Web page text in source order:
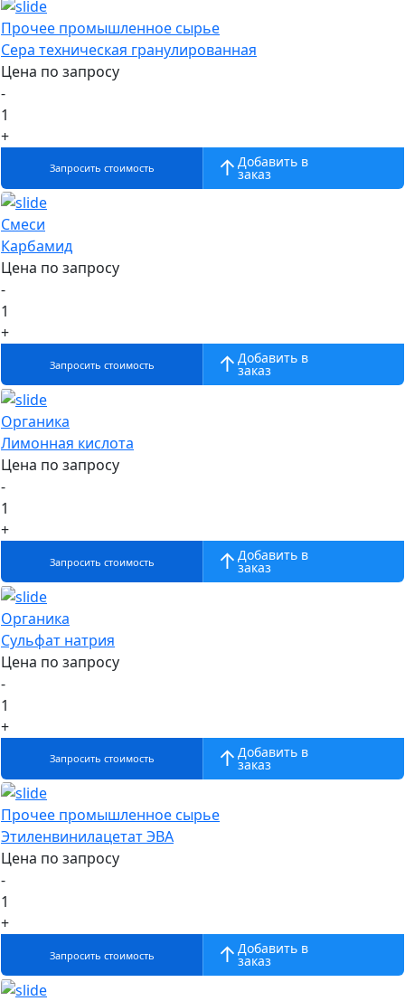
Прочее промышленное сырье
Сера техническая гранулированная
Цена по запросу
-
1
+
Запросить стоимость Добавить в
заказ
Смеси
Карбамид
Цена по запросу
-
1
+
Запросить стоимость Добавить в
заказ
Органика
Лимонная кислота
Цена по запросу
-
1
+
Запросить стоимость Добавить в
заказ
Органика
Сульфат натрия
Цена по запросу
-
1
+
Запросить стоимость Добавить в
заказ
Прочее промышленное сырье
Этиленвинилацетат ЭВА
Цена по запросу
-
1
+
Запросить стоимость Добавить в
заказ